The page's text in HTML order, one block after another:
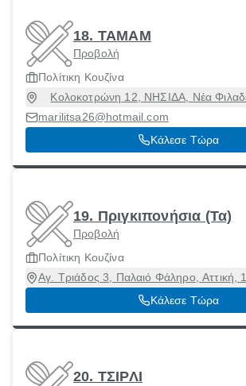
18. ΤΑΜΑΜ
Προβολή
Πολίτικη Κουζίνα
Κολοκοτρώνη 12, ΝΗΣΙΔΑ, Νέα
marilitsa26@hotmail.com
Κάλεσε Τώρα
19. Πριγκιπονήσια (Τα)
Προβολή
Πολίτικη Κουζίνα
Αγ. Τριάδος 3, Παλαιό Φάληρο, Αττική,
Κάλεσε Τώρα
20. ΤΣΙΡΛΙ